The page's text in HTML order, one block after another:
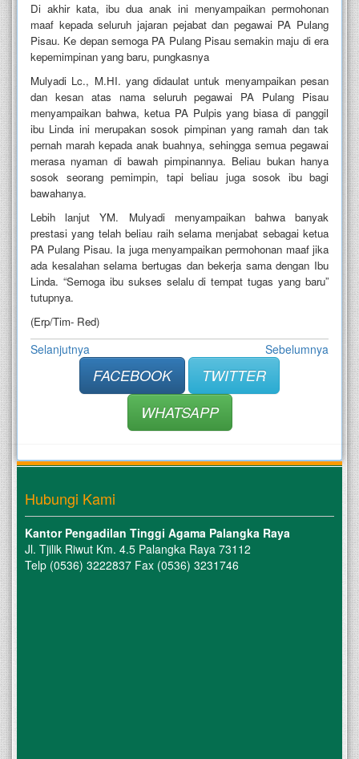
Di akhir kata, ibu dua anak ini menyampaikan permohonan
maaf kepada seluruh jajaran pejabat dan pegawai PA Pulang
Pisau. Ke depan semoga PA Pulang Pisau semakin maju di era
kepemimpinan yang baru, pungkasnya
Mulyadi Lc., M.HI. yang didaulat untuk menyampaikan pesan
dan kesan atas nama seluruh pegawai PA Pulang Pisau
menyampaikan bahwa, ketua PA Pulpis yang biasa di panggil
ibu Linda ini merupakan sosok pimpinan yang ramah dan tak
pernah marah kepada anak buahnya, sehingga semua pegawai
merasa nyaman di bawah pimpinannya. Beliau bukan hanya
sosok seorang pemimpin, tapi beliau juga sosok ibu bagi
bawahanya.
Lebih lanjut YM. Mulyadi menyampaikan bahwa banyak
prestasi yang telah beliau raih selama menjabat sebagai ketua
PA Pulang Pisau. Ia juga menyampaikan permohonan maaf jika
ada kesalahan selama bertugas dan bekerja sama dengan Ibu
Linda. “Semoga ibu sukses selalu di tempat tugas yang baru”
tutupnya.
(Erp/Tim- Red)
Selanjutnya Sebelumnya
FACEBOOK
TWITTER
WHATSAPP
Hubungi Kami
Kantor Pengadilan Tinggi Agama Palangka Raya
Jl. Tjilik Riwut Km. 4.5 Palangka Raya 73112
Telp (0536) 3222837 Fax (0536) 3231746